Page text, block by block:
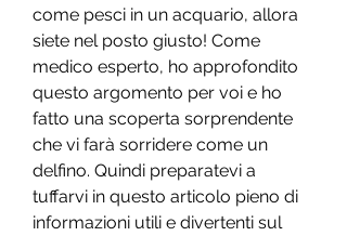
come pesci in un acquario, allora
siete nel posto giusto! Come
medico esperto, ho approfondito
questo argomento per voi e ho
fatto una scoperta sorprendente
che vi farà sorridere come un
delfino. Quindi preparatevi a
tuffarvi in questo articolo pieno di
informazioni utili e divertenti sul